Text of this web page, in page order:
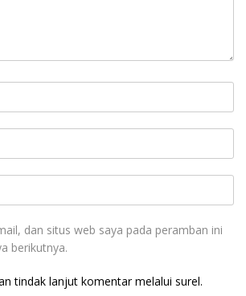
dan situs web saya pada peramban ini
berikutnya.
tindak lanjut komentar melalui surel.